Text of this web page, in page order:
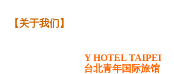
【关于我们】
Y HOTEL TAIPEI
台北青年国际旅馆